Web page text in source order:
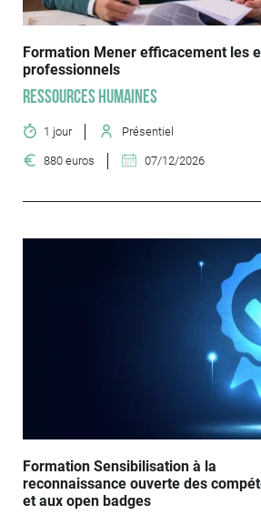
Formation Mener efficacement les
professionnels
Ressources humaines
1 jour Présentiel
880 euros 07/12/2026
Formation Sensibilisation à la
reconnaissance ouverte des
et aux open badges